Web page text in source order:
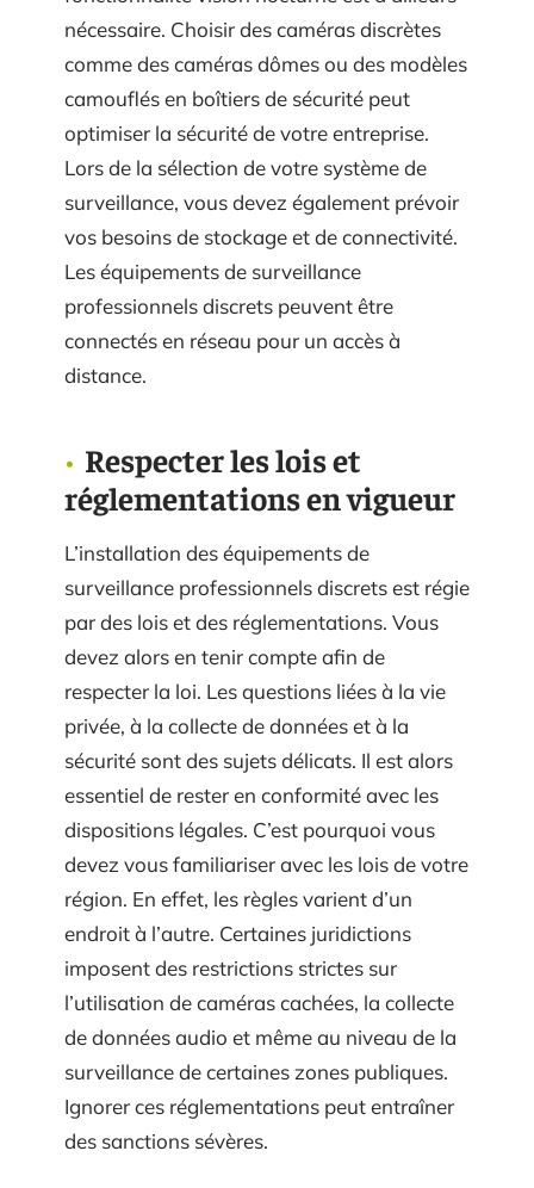
nécessaire. Choisir des caméras discrètes
comme des caméras dômes ou des modèles
camouflés en boîtiers de sécurité peut
optimiser la sécurité de votre entreprise.
Lors de la sélection de votre système de
surveillance, vous devez également prévoir
vos besoins de stockage et de connectivité.
Les équipements de surveillance
professionnels discrets peuvent être
connectés en réseau pour un accès à
distance.
Respecter les lois et
réglementations en vigueur
L’installation des équipements de
surveillance professionnels discrets est régie
par des lois et des réglementations. Vous
devez alors en tenir compte afin de
respecter la loi. Les questions liées à la vie
privée, à la collecte de données et à la
sécurité sont des sujets délicats. Il est alors
essentiel de rester en conformité avec les
dispositions légales. C’est pourquoi vous
devez vous familiariser avec les lois de votre
région. En effet, les règles varient d’un
endroit à l’autre. Certaines juridictions
imposent des restrictions strictes sur
l’utilisation de caméras cachées, la collecte
de données audio et même au niveau de la
surveillance de certaines zones publiques.
Ignorer ces réglementations peut entraîner
des sanctions sévères.